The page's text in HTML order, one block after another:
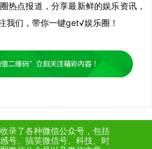
热点报道，分享最新鲜的娱乐资讯，
我们，带你一键get√娱乐圈！
收录了各种微信公众号 ，包括
号、搞笑微信号、科技、时